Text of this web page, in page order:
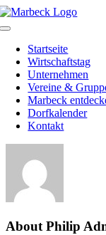
Skip
to
Toggle
NavigationStartseite
Wirtschaftstag
Unternehmen
Vereine &
Marbeck
Dorfkalender
Kontakt
About Philip